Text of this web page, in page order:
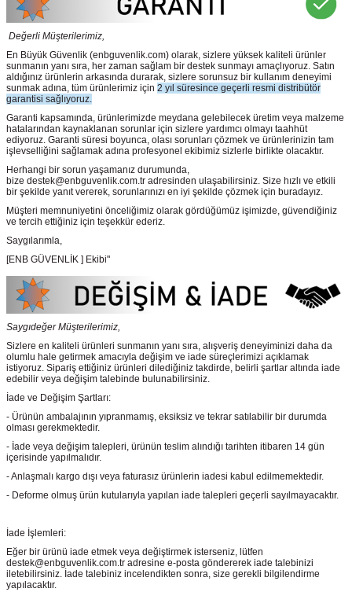
Değerli Müşterilerimiz,
En Büyük Güvenlik (enbguvenlik.com) olarak, sizlere yüksek kaliteli ürünler
sunmanın yanı sıra, her zaman sağlam bir destek sunmayı amaçlıyoruz. Satın
aldığınız ürünlerin arkasında durarak, sizlere sorunsuz bir kullanım deneyimi
sunmak adına, tüm ürünlerimiz için 2 yıl süresince geçerli resmi distribütör
garantisi sağlıyoruz.
Garanti kapsamında, ürünlerimizde meydana gelebilecek üretim veya malzeme
hatalarından kaynaklanan sorunlar için sizlere yardımcı olmayı taahhüt
ediyoruz. Garanti süresi boyunca, olası sorunları çözmek ve ürünlerinizin tam
işlevselliğini sağlamak adına profesyonel ekibimiz sizlerle birlikte olacaktır.
Herhangi bir sorun yaşamanız durumunda,
bize destek@enbguvenlik.com.tr adresinden ulaşabilirsiniz. Size hızlı ve etkili
bir şekilde yanıt vererek, sorunlarınızı en iyi şekilde çözmek için buradayız.
Müşteri memnuniyetini önceliğimiz olarak gördüğümüz işimizde, güvendiğiniz
ve tercih ettiğiniz için teşekkür ederiz.
Saygılarımla,
[ENB GÜVENLİK ] Ekibi"
Saygıdeğer Müşterilerimiz,
Sizlere en kaliteli ürünleri sunmanın yanı sıra, alışveriş deneyiminizi daha da
olumlu hale getirmek amacıyla değişim ve iade süreçlerimizi açıklamak
istiyoruz. Sipariş ettiğiniz ürünleri dilediğiniz takdirde, belirli şartlar altında iade
edebilir veya değişim talebinde bulunabilirsiniz.
İade ve Değişim Şartları:
- Ürünün ambalajının yıpranmamış, eksiksiz ve tekrar satılabilir bir durumda
olması gerekmektedir.
- İade veya değişim talepleri, ürünün teslim alındığı tarihten itibaren 14 gün
içerisinde yapılmalıdır.
- Anlaşmalı kargo dışı veya faturasız ürünlerin iadesi kabul edilmemektedir.
- Deforme olmuş ürün kutularıyla yapılan iade talepleri geçerli sayılmayacaktır.
İade İşlemleri:
Eğer bir ürünü iade etmek veya değiştirmek isterseniz, lütfen
destek@enbguvenlik.com.tr adresine e-posta göndererek iade talebinizi
iletebilirsiniz. İade talebiniz incelendikten sonra, size gerekli bilgilendirme
yapılacaktır.